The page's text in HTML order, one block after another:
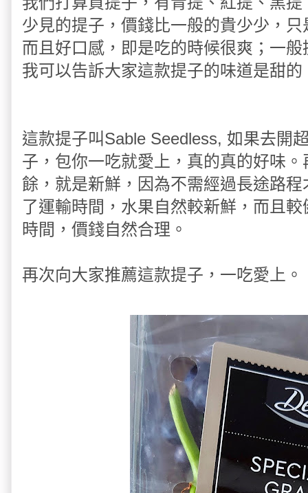
少見的提子，價錢比一般的貴少少，
而且好口感，即是吃的時候很爽；一
我可以告訴大家這款提子的味道是甜
這款提子叫Sable Seedless, 如果去開
子，包你一吃就愛上，真的真的好味
餘，就是新鮮，因為不需經過長途路
了運輸時間，水果自然較新鮮，而且
時間，價錢自然合理。
再次向大家推薦這款提子，一吃愛上。